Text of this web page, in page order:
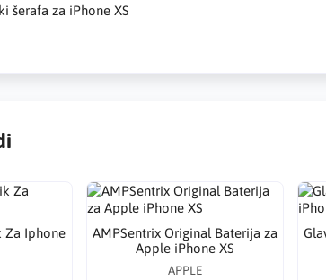
šerafa za iPhone XS
Za Iphone
AMPSentrix Original Baterija za
Apple iPhone XS
APPLE